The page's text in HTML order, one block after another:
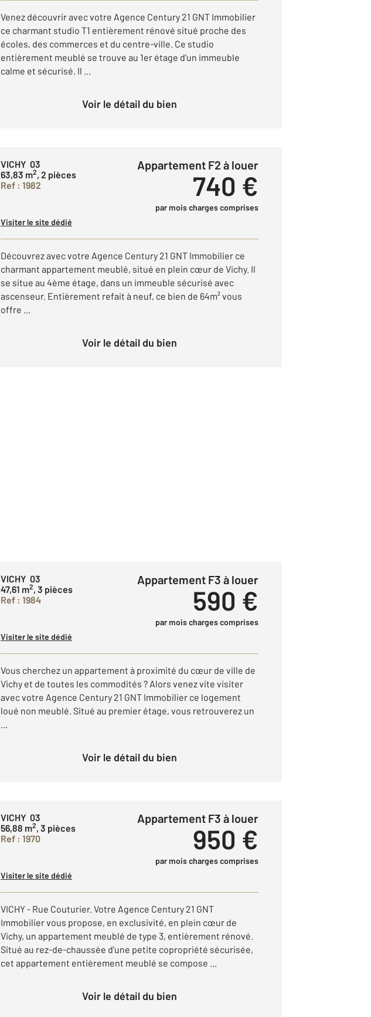
Venez découvrir avec votre Agence Century 21 GNT Immobilier
ce charmant studio T1 entièrement rénové situé proche des
écoles, des commerces et du centre-ville. Ce studio
entièrement meublé se trouve au 1er étage d'un immeuble
calme et sécurisé. Il ...
Voir le détail du bien
VICHY 03
63,83 m2, 2 pièces
Ref : 1982
Appartement F2 à louer
740 €
par mois charges comprises
Visiter le site dédié
Découvrez avec votre Agence Century 21 GNT Immobilier ce
charmant appartement meublé, situé en plein cœur de Vichy. Il
se situe au 4ème étage, dans un immeuble sécurisé avec
ascenseur. Entièrement refait à neuf, ce bien de 64m² vous
offre ...
Voir le détail du bien
VICHY 03
47,61 m2, 3 pièces
Ref : 1984
Appartement F3 à louer
590 €
par mois charges comprises
Visiter le site dédié
Vous cherchez un appartement à proximité du cœur de ville de
Vichy et de toutes les commodités ? Alors venez vite visiter
avec votre Agence Century 21 GNT Immobilier ce logement
loué non meublé. Situé au premier étage, vous retrouverez un
...
Voir le détail du bien
VICHY 03
56,88 m2, 3 pièces
Ref : 1970
Appartement F3 à louer
950 €
par mois charges comprises
Visiter le site dédié
VICHY - Rue Couturier. Votre Agence Century 21 GNT
Immobilier vous propose, en exclusivité, en plein cœur de
Vichy, un appartement meublé de type 3, entièrement rénové.
Situé au rez-de-chaussée d'une petite copropriété sécurisée,
cet appartement entièrement meublé se compose ...
Voir le détail du bien